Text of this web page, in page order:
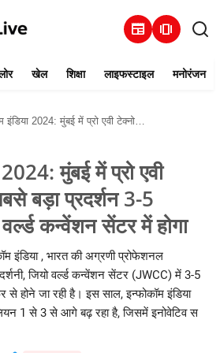
newspaper amp_stories
खेल शिक्षा लाइफस्टाइल मनोरंजन
मुंबई में प्रो एवी टेक्नोलॉजी का सबसे बड़ा प्रदर्शन 3-5 सितंबर को जियो वर्ल्ड कन्वेंशन सेंटर में होगा
मुंबई में प्रो एवी
बड़ा प्रदर्शन 3-5
कन्वेंशन सेंटर में होगा
इंडिया , भारत की अग्रणी प्रोफेशनल
जियो वर्ल्ड कन्वेंशन सेंटर (JWCC) में 3-5
होने जा रही है। इस साल, इन्फोकॉम इंडिया
1 से 3 से आगे बढ़ रहा है, जिसमें इनोवेटिव स